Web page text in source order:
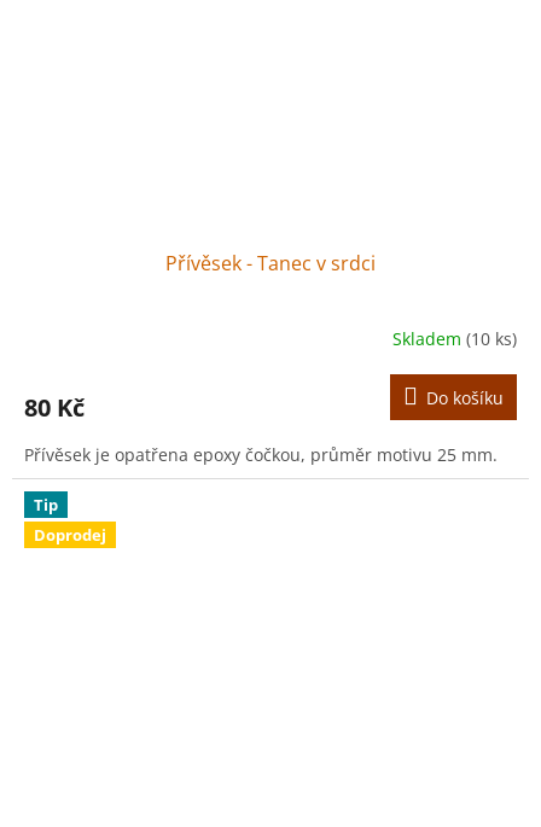
Přívěsek - Tanec v srdci
Skladem (10 ks)
80 Kč Do košíku
Přívěsek je opatřena epoxy čočkou, průměr motivu 25 mm.
Tip
Doprodej